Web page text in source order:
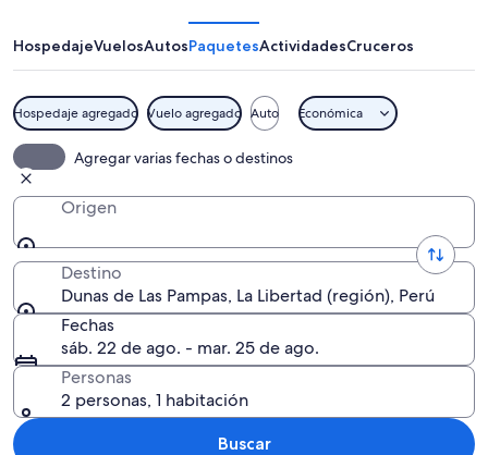
HospedajeVuelosAutosPaquetesActividadesCruceros
Hospedaje agregado Vuelo agregado Auto Económica
Agregar varias fechas o destinos
Origen
Destino
Dunas de Las Pampas, La Libertad (región), Perú
Fechas
sáb. 22 de ago. - mar. 25 de ago.
Personas
2 personas, 1 habitación
Buscar